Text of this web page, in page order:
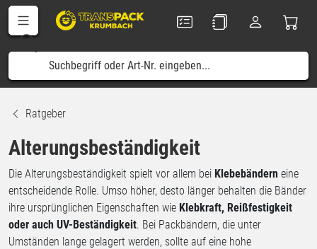
Ratgeber
Alterungsbeständigkeit
Die Alterungsbeständigkeit spielt vor allem bei Klebebändern eine
entscheidende Rolle. Umso höher, desto länger behalten die Bänder
ihre ursprünglichen Eigenschaften wie Klebkraft, Reißfestigkeit
oder auch UV-Beständigkeit. Bei Packbändern, die unter
Umständen lange gelagert werden, sollte auf eine hohe